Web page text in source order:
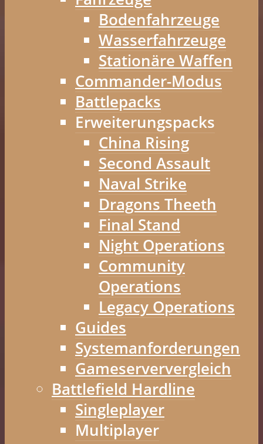
Bodenfahrzeuge
Wasserfahrzeuge
Stationäre Waffen
Commander-Modus
Battlepacks
Erweiterungspacks
China Rising
Second Assault
Naval Strike
Dragons Theeth
Final Stand
Night Operations
Community
Operations
Legacy Operations
Guides
Systemanforderungen
Gameserververgleich
Battlefield Hardline
Singleplayer
Multiplayer